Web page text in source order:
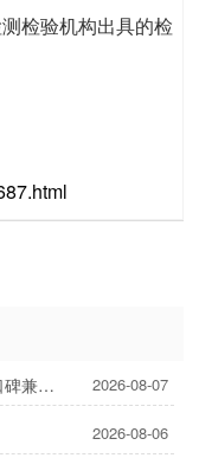
检验机构出具的检
便携式EL检测仪厂家推荐：综合实力与口碑兼具的2家 2026-08-07
2026-08-06